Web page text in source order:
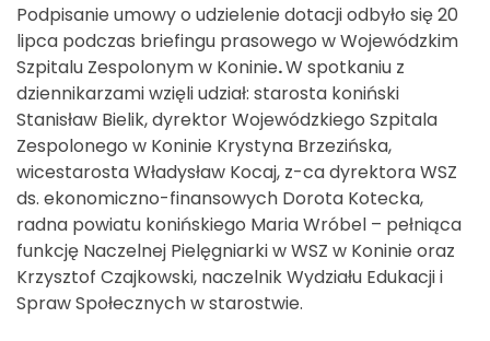
Podpisanie umowy o udzielenie dotacji odbyło się 20
lipca podczas briefingu prasowego w Wojewódzkim
Szpitalu Zespolonym w Koninie.W spotkaniu z
dziennikarzami wzięli udział: starosta koniński
Stanisław Bielik, dyrektor Wojewódzkiego Szpitala
Zespolonego w Koninie Krystyna Brzezińska,
wicestarosta Władysław Kocaj, z-ca dyrektora WSZ
ds. ekonomiczno-finansowych Dorota Kotecka,
radna powiatu konińskiego Maria Wróbel – pełniąca
funkcję Naczelnej Pielęgniarki w WSZ w Koninie oraz
Krzysztof Czajkowski, naczelnik Wydziału Edukacji i
Spraw Społecznych w starostwie.